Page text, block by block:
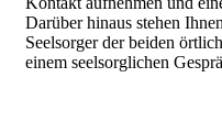
Darüber hinaus stehen
Seelsorger der beiden
einem seelsorglichen